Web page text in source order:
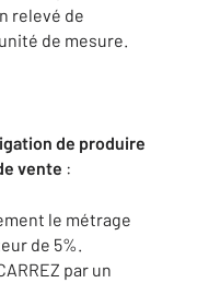
relevé de
de mesure.
de produire
vente :
le métrage
de 5%.
par un